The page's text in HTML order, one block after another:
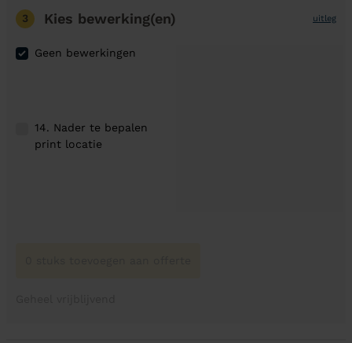
3 Kies bewerking(en) uitleg
Geen bewerkingen
14. Nader te bepalen
print locatie